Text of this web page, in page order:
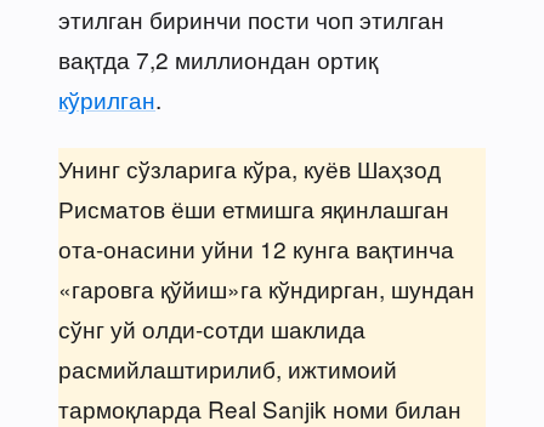
этилган биринчи пости чоп этилган
вақтда 7,2 миллиондан ортиқ
кўрилган.
Унинг сўзларига кўра, куёв Шаҳзод
Рисматов ёши етмишга яқинлашган
ота-онасини уйни 12 кунга вақтинча
«гаровга қўйиш»га кўндирган, шундан
сўнг уй олди-сотди шаклида
расмийлаштирилиб, ижтимоий
тармоқларда Real Sanjik номи билан